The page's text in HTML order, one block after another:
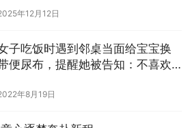
年12月12日
子吃饭时遇到邻桌当面给宝宝换
便尿布，提醒她被告知：不喜欢
年8月19日